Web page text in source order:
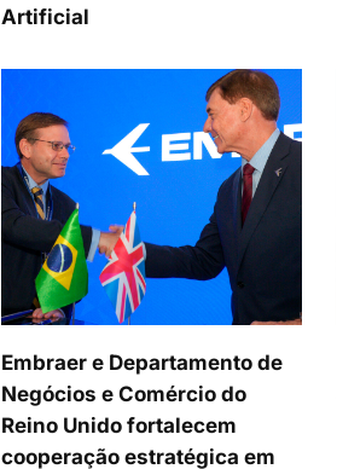
Artificial
Embraer e Departamento de
Negócios e Comércio do
Reino Unido fortalecem
cooperação estratégica em